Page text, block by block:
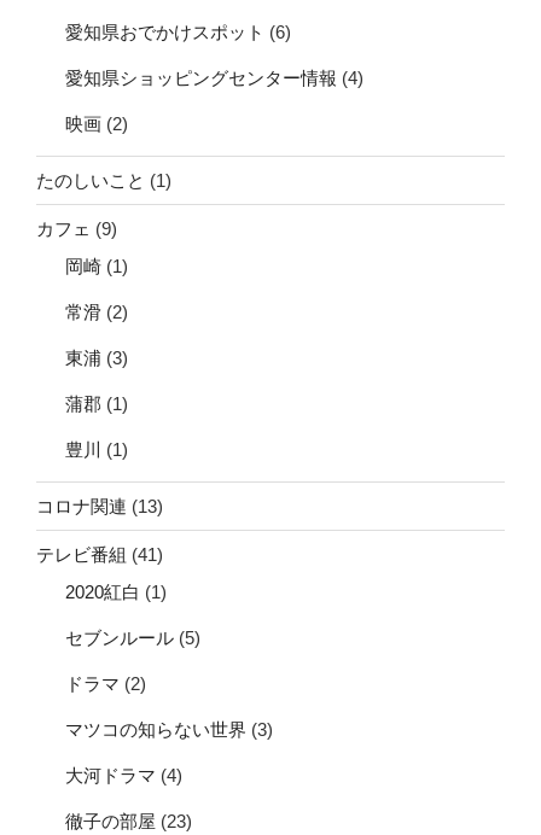
愛知県おでかけスポット (6)
愛知県ショッピングセンター情報 (4)
映画 (2)
たのしいこと (1)
カフェ (9)
岡崎 (1)
常滑 (2)
東浦 (3)
蒲郡 (1)
豊川 (1)
コロナ関連 (13)
テレビ番組 (41)
2020紅白 (1)
セブンルール (5)
ドラマ (2)
マツコの知らない世界 (3)
大河ドラマ (4)
徹子の部屋 (23)